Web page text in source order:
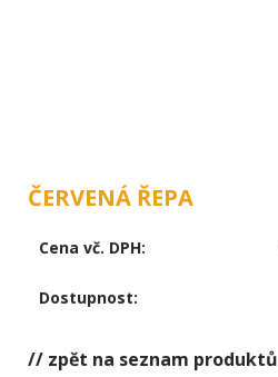
ČERVENÁ ŘEPA
Cena vč. DPH:
Dostupnost:
// zpět na seznam produktů